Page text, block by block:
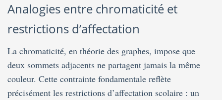
Analogies entre chromaticité et
restrictions d’affectation
La chromaticité, en théorie des graphes, impose que
deux sommets adjacents ne partagent jamais la même
couleur. Cette contrainte fondamentale reflète
précisément les restrictions d’affectation scolaire : un